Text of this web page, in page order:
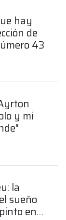
hay
de
43
y mi
la
sueño
en